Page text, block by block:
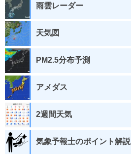
雨雲レーダー
天気図
PM2.5分布予測
アメダス
2週間天気
気象予報士のポイント解説